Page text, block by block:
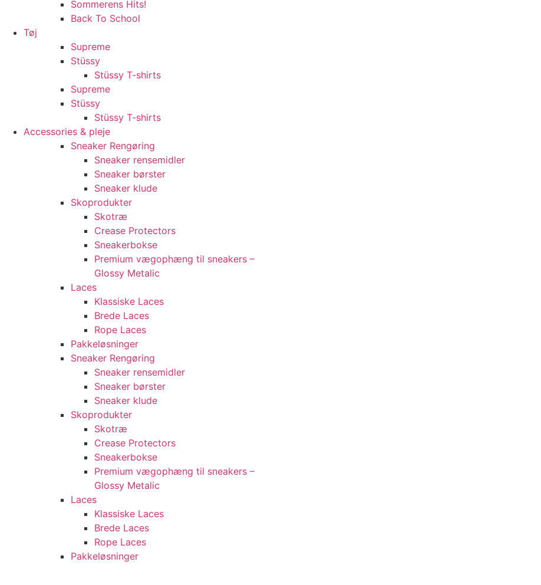
Sommerens Hits!
Back To School
Tøj
Supreme
Stüssy
Stüssy T-shirts
Supreme
Stüssy
Stüssy T-shirts
Accessories & pleje
Sneaker Rengøring
Sneaker rensemidler
Sneaker børster
Sneaker klude
Skoprodukter
Skotræ
Crease Protectors
Sneakerbokse
Premium vægophæng til sneakers –
Glossy Metalic
Laces
Klassiske Laces
Brede Laces
Rope Laces
Pakkeløsninger
Sneaker Rengøring
Sneaker rensemidler
Sneaker børster
Sneaker klude
Skoprodukter
Skotræ
Crease Protectors
Sneakerbokse
Premium vægophæng til sneakers –
Glossy Metalic
Laces
Klassiske Laces
Brede Laces
Rope Laces
Pakkeløsninger